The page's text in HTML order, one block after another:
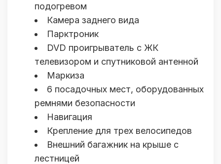
подогревом
Камера заднего вида
Парктроник
DVD проигрыватель с ЖК
телевизором и спутниковой антенной
Маркиза
6 посадочных мест, оборудованных
ремнями безопасности
Навигация
Крепление для трех велосипедов
Внешний багажник на крыше с
лестницей